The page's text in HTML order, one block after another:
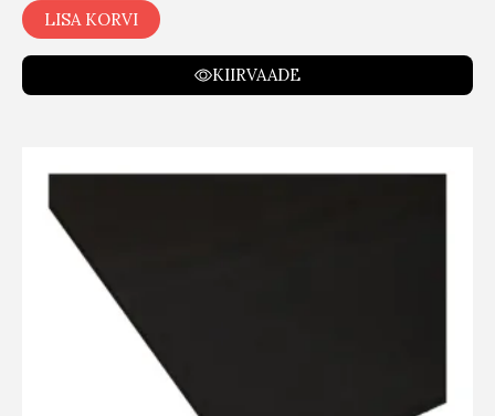
LISA KORVI
KIIRVAADE